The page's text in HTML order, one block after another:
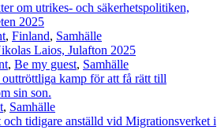
om utrikes- och säkerhetspolitiken,
2025
, Finland, Samhälle
Laios, Julafton 2025
, Be my guest, Samhälle
outtröttliga kamp för att få rätt till
sin son.
, Samhälle
tidigare anställd vid Migrationsverket i